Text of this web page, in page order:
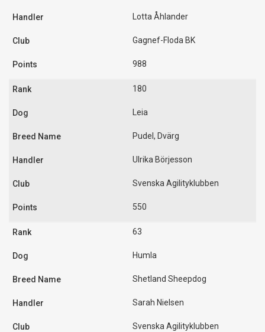
Lotta Åhlander
Gagnef-Floda BK
988
180
Leia
Pudel, Dvärg
Ulrika Börjesson
Svenska Agilityklubben
550
63
Humla
Shetland Sheepdog
Sarah Nielsen
Svenska Agilityklubben